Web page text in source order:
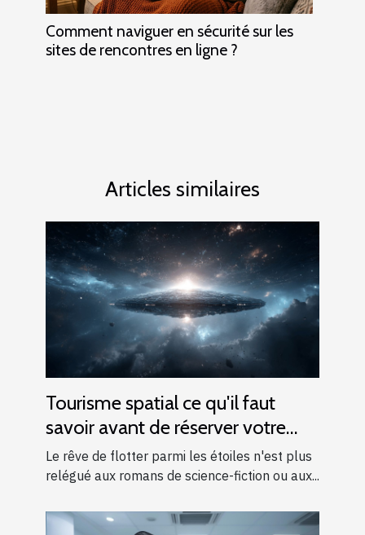
Comment naviguer en sécurité sur les
sites de rencontres en ligne ?
Articles similaires
Tourisme spatial ce qu'il faut
savoir avant de réserver votre
voyage
Le rêve de flotter parmi les étoiles n'est plus
relégué aux romans de science-fiction ou aux...